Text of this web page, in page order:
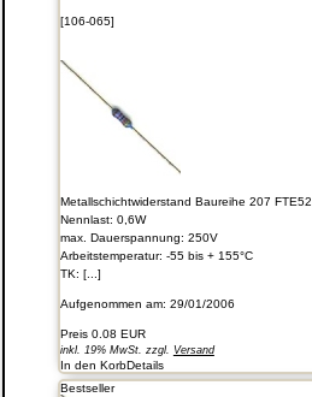
[106-065]
Metallschichtwiderstand Baureihe 207 FTE52
Nennlast: 0,6W
max. Dauerspannung: 250V
Arbeitstemperatur: -55 bis + 155°C
TK: [...]
Aufgenommen am: 29/01/2006
Preis 0.08 EUR
inkl. 19% MwSt. zzgl. Versand
In den KorbDetails
Bestseller